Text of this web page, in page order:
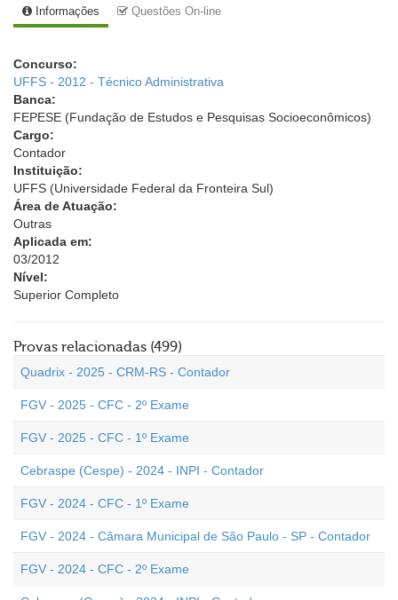
Informações Questões On-line
Concurso:
UFFS - 2012 - Técnico Administrativa
Banca:
FEPESE (Fundação de Estudos e Pesquisas Socioeconômicos)
Cargo:
Contador
Instituição:
UFFS (Universidade Federal da Fronteira Sul)
Área de Atuação:
Outras
Aplicada em:
03/2012
Nível:
Superior Completo
Provas relacionadas (499)
Quadrix - 2025 - CRM-RS - Contador
FGV - 2025 - CFC - 2º Exame
FGV - 2025 - CFC - 1º Exame
Cebraspe (Cespe) - 2024 - INPI - Contador
FGV - 2024 - CFC - 1º Exame
FGV - 2024 - Câmara Municipal de São Paulo - SP - Contador
FGV - 2024 - CFC - 2º Exame